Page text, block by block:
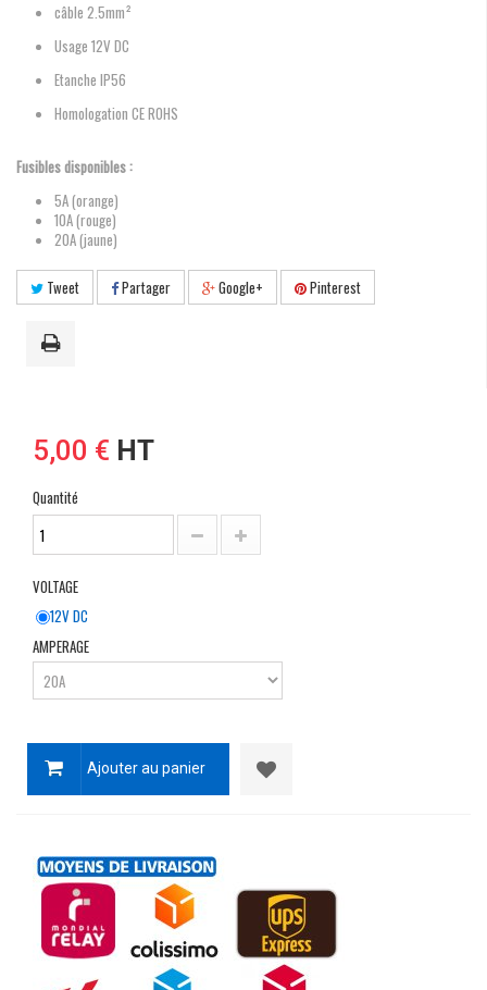
câble 2.5mm²
Usage 12V DC
Etanche IP56
Homologation CE ROHS
Fusibles disponibles :
5A (orange)
10A (rouge)
20A (jaune)
Tweet Partager Google+ Pinterest
5,00 € HT
Quantité
VOLTAGE
12V DC
AMPERAGE
Ajouter au panier